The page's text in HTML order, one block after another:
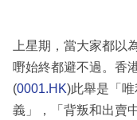
區
上星期，當大家都以
嘢始終都避不過。香
(0001.HK)此舉是「
義」，「背叛和出賣